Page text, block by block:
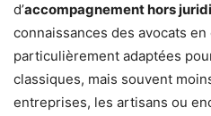
d’accompagnement hors
connaissances des avocats
particulièrement adaptées
classiques, mais souvent
entreprises, les artisans ou